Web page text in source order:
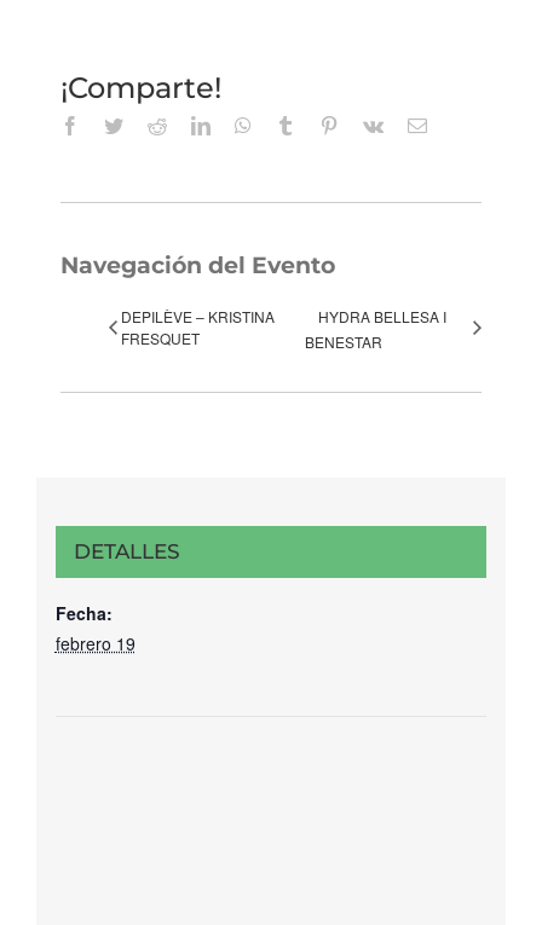
¡Comparte!
Facebook
TwitterRedditLinkedInWhatsApp
Tumblr Pinterest
Vk
Correo
Navegación del Evento
DEPILÈVE – KRISTINA
FRESQUET
HYDRA BELLESA I
BENESTAR
DETALLES
Fecha:
febrero 19